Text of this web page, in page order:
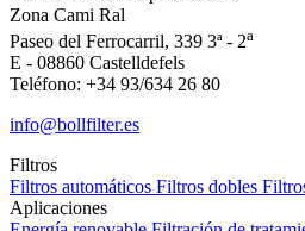
Zona Cami Ral
Paseo del Ferrocarril, 339 3ª - 2a
E - 08860 Castelldefels
Teléfono: +34 93/634 26 80
info@bollfilter.es
Filtros
Filtros automáticos Filtros dobles
Aplicaciones